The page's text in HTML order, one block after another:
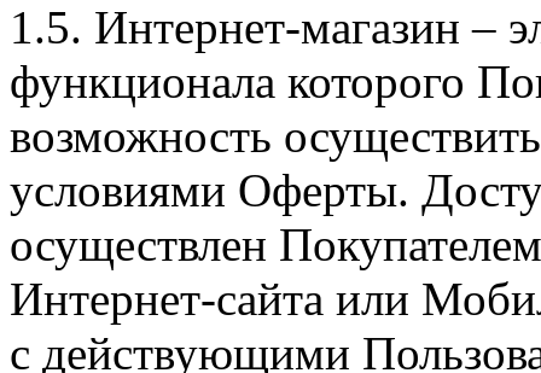
1.5. Интернет-магазин –
функционала которого
возможность
условиями Оферты.
осуществлен
Интернет-сайта или
с действующими